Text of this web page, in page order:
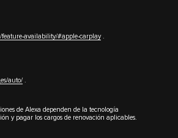
feature-availability/#apple-carplay.
auto/
de Alexa dependen de la tecnología
y pagar los cargos de renovación aplicables.